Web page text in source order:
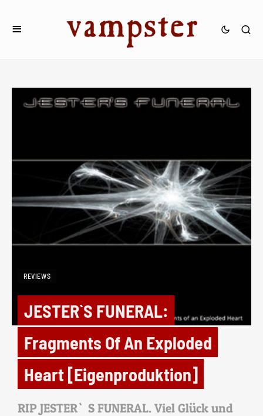
REVIEWS
JESTER`S FUNERAL:
Fragments Of An Exploded
Heart [Eigenproduktion]
RIP JESTER`S FUNERAL. Viel Glück und